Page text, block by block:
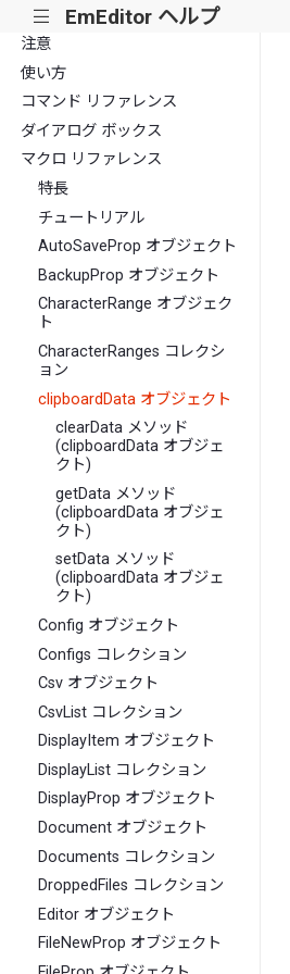
||| EmEditor ヘルプ
注意
使い方
コマンド リファレンス
ダイアログ ボックス
マクロ リファレンス
特長
チュートリアル
AutoSaveProp オブジェクト
BackupProp オブジェクト
CharacterRange オブジェク
ト
CharacterRanges コレクシ
ョン
clipboardData オブジェクト
clearData メソッド
(clipboardData オブジェ
クト)
getData メソッド
(clipboardData オブジェ
クト)
setData メソッド
(clipboardData オブジェ
クト)
Config オブジェクト
Configs コレクション
Csv オブジェクト
CsvList コレクション
DisplayItem オブジェクト
DisplayList コレクション
DisplayProp オブジェクト
Document オブジェクト
Documents コレクション
DroppedFiles コレクション
Editor オブジェクト
FileNewProp オブジェクト